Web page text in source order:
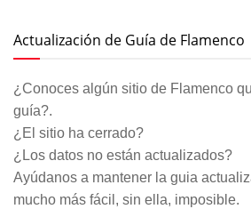
Actualización de Guía de Flamenco
¿Conoces algún sitio de Flamenco
guía?.
¿El sitio ha cerrado?
¿Los datos no están actualizados?
Ayúdanos a mantener la guia
mucho más fácil, sin ella, imposible.